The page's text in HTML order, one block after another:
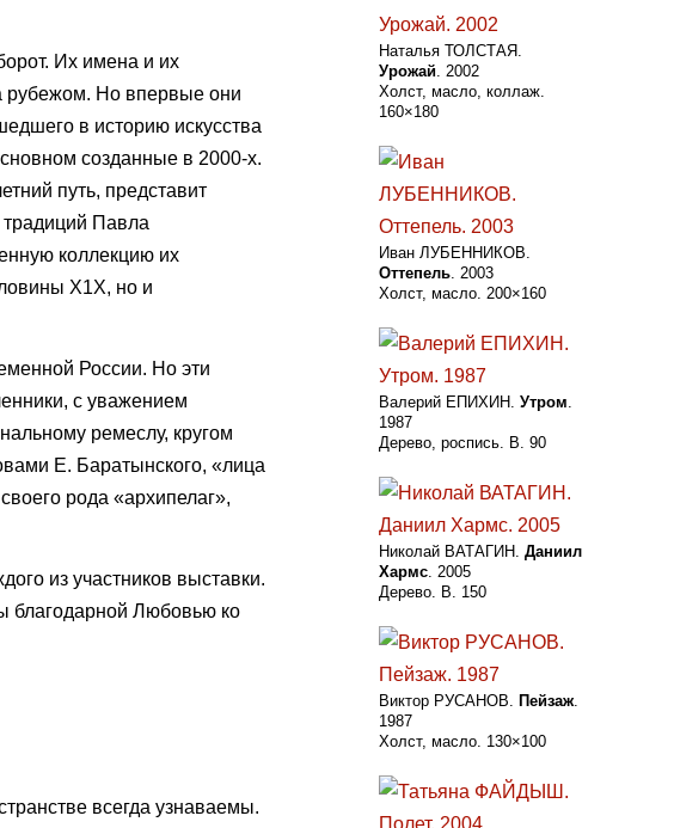
Их имена и их
рубежом. Но впервые они
в историю искусства
созданные в 2000-х.
путь, представит
Павла
коллекцию их
Х1Х, но и
России. Но эти
с уважением
ремеслу, кругом
Е. Баратынского, «лица
рода «архипелаг»,
из участников выставки.
благодарной Любовью ко
всегда узнаваемы.
Наталья ТОЛСТАЯ.
Урожай. 2002
Холст, масло, коллаж.
160×180
Иван ЛУБЕННИКОВ.
Оттепель. 2003
Холст, масло. 200×160
Валерий ЕПИХИН. Утром.
1987
Дерево, роспись. В. 90
Николай ВАТАГИН. Даниил
Хармс. 2005
Дерево. В. 150
Виктор РУСАНОВ. Пейзаж.
1987
Холст, масло. 130×100